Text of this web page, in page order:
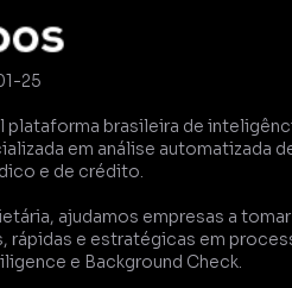
25
plataforma brasileira de
em análise automatizada
e de crédito.
ajudamos empresas a tomar
rápidas e estratégicas em
e Background Check.